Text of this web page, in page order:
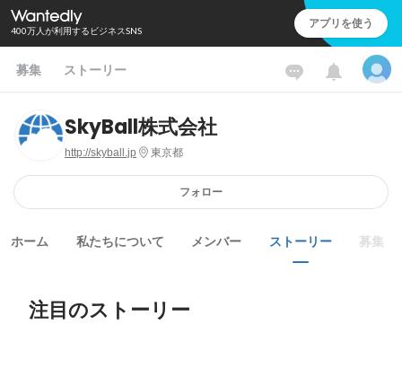
400万人が利用するビジネスSNS アプリを使う
募集 ストーリー
SkyBall株式会社
http://skyball.jp 東京都
フォロー
ホーム 私たちについて メンバー ストーリー 募集
注目のストーリー